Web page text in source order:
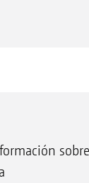
sobre